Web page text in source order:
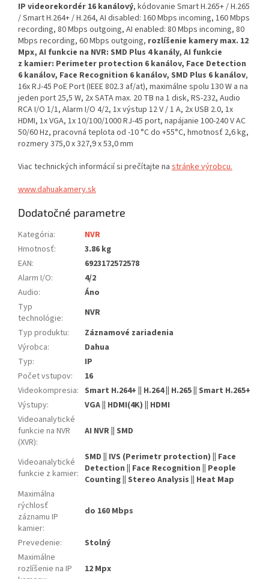
IP videorekordér 16 kanálový, kódovanie Smart H.265+ / H.265
/ Smart H.264+ / H.264, AI disabled: 160 Mbps incoming, 160 Mbps
recording, 80 Mbps outgoing, AI enabled: 80 Mbps incoming, 80
Mbps recording, 60 Mbps outgoing, rozlíšenie kamery max. 12
Mpx, AI funkcie na NVR: SMD Plus 4 kanály, AI funkcie
z kamier: Perimeter protection 6 kanálov, Face Detection
6 kanálov, Face Recognition 6 kanálov, SMD Plus 6 kanálov,
16x RJ-45 PoE Port (IEEE 802.3 af/at), maximálne spolu 130 W a na
jeden port 25,5 W, 2x SATA max. 20 TB na 1 disk, RS-232, Audio
RCA I/O 1/1, Alarm I/O 4/2, 1x výstup 12 V / 1 A, 2x USB 2.0, 1x
HDMI, 1x VGA, 1x 10/100/1000 RJ-45 port, napájanie 100-240 V AC
50/60 Hz, pracovná teplota od -10 °C do +55°C, hmotnosť 2,6 kg,
rozmery 375,0 x 327,9 x 53,0 mm
Viac technických informácií si prečítajte na stránke výrobcu.
www.dahuakamery.sk
Dodatočné parametre
Kategória:
NVR
Hmotnosť:
3.86 kg
EAN:
6923172572578
Alarm I/O:
4/2
Audio:
Áno
Typ
technológie:
NVR
Typ produktu:
Záznamové zariadenia
Výrobca:
Dahua
Typ:
IP
Počet vstupov:
16
Videokompresia: Smart H.264+ || H.264 || H.265 || Smart H.265+
Výstupy:
VGA || HDMI(4K) || HDMI
Videoanalytické
funkcie na NVR
(XVR):
AI NVR || SMD
Videoanalytické
funkcie z kamier:
SMD || IVS (Perimetr protection) || Face
Detection || Face Recognition || People
Counting || Stereo Analysis || Heat Map
Maximálna
rýchlosť
záznamu IP
kamier:
do 160 Mbps
Prevedenie:
Stolný
Maximálne
rozlíšenie na IP
12 Mpx